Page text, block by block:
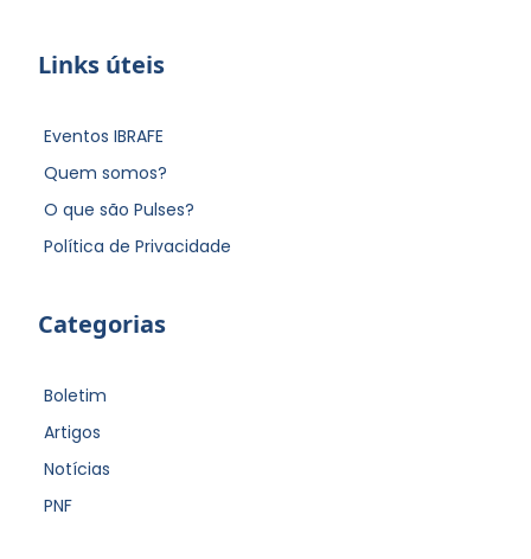
Links úteis
Eventos IBRAFE
Quem somos?
O que são Pulses?
Política de Privacidade
Categorias
Boletim
Artigos
Notícias
PNF